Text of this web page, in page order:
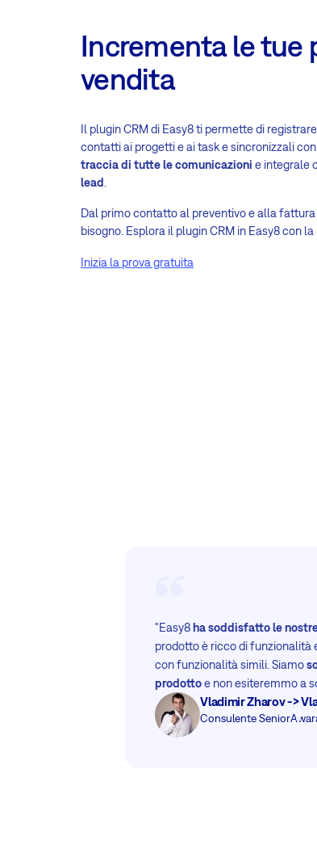
Incrementa le tue
vendita
Il plugin CRM di Easy8 ti permette di
contatti ai progetti e ai task e sincronizzali
traccia di tutte le comunicazioni e integrale
lead.
Dal primo contatto al preventivo e alla
bisogno. Esplora il plugin CRM in Easy8 con
Inizia la prova gratuita
Vladimir Zharov ->
Consulente Senior
"Easy8ha soddisfatto le
prodotto è ricco di funzionalità
con funzionalità simili. Siamo
prodottoe non esiteremmo a